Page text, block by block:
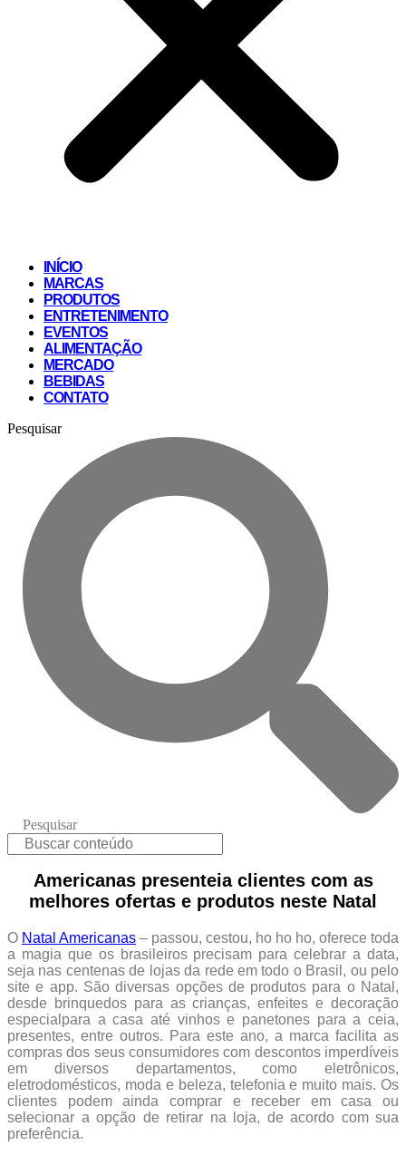
INÍCIO
MARCAS
PRODUTOS
ENTRETENIMENTO
EVENTOS
ALIMENTAÇÃO
MERCADO
BEBIDAS
CONTATO
Pesquisar
Pesquisar
Americanas presenteia clientes com as
melhores ofertas e produtos neste Natal
O Natal Americanas – passou, cestou, ho ho ho, oferece toda
a magia que os brasileiros precisam para celebrar a data,
seja nas centenas de lojas da rede em todo o Brasil, ou pelo
site e app. São diversas opções de produtos para o Natal,
desde brinquedos para as crianças, enfeites e decoração
especialpara a casa até vinhos e panetones para a ceia,
presentes, entre outros. Para este ano, a marca facilita as
compras dos seus consumidores com descontos imperdíveis
em diversos departamentos, como eletrônicos,
eletrodomésticos, moda e beleza, telefonia e muito mais. Os
clientes podem ainda comprar e receber em casa ou
selecionar a opção de retirar na loja, de acordo com sua
preferência.